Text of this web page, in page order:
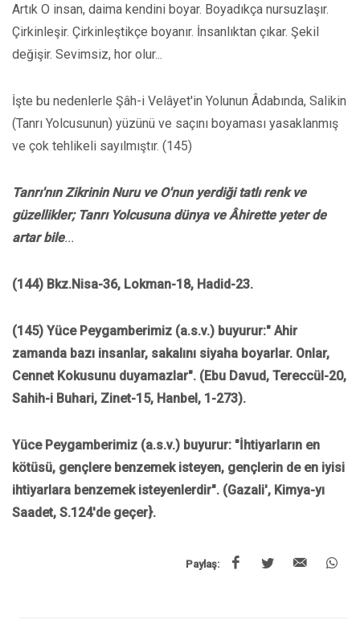
Artık O insan, daima kendini boyar. Boyadıkça nursuzlaşır.
Çirkinleşir. Çirkinleştikçe boyanır. İnsanlıktan çıkar. Şekil
değişir. Sevimsiz, hor olur...
İşte bu nedenlerle Şâh-i Velâyet'in Yolunun Âdabında, Salikin
(Tanrı Yolcusunun) yüzünü ve saçını boyaması yasaklanmış
ve çok tehlikeli sayılmıştır. (145)
Tanrı'nın Zikrinin Nuru ve O'nun yerdiği tatlı renk ve
güzellikler; Tanrı Yolcusuna dünya ve Âhirette yeter de
artar bile...
(144) Bkz.Nisa-36, Lokman-18, Hadid-23.
(145) Yüce Peygamberimiz (a.s.v.) buyurur:" Ahir
zamanda bazı insanlar, sakalını siyaha boyarlar. Onlar,
Cennet Kokusunu duyamazlar". (Ebu Davud, Tereccül-20,
Sahih-i Buhari, Zinet-15, Hanbel, 1-273).
Yüce Peygamberimiz (a.s.v.) buyurur: "İhtiyarların en
kötüsü, gençlere benzemek isteyen, gençlerin de en iyisi
ihtiyarlara benzemek isteyenlerdir". (Gazali', Kimya-yı
Saadet, S.124'de geçer}.
Paylaş: